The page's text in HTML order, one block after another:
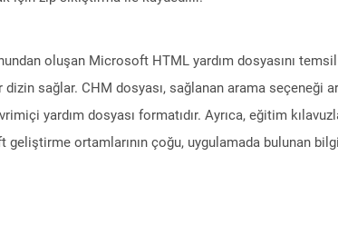
oluşan Microsoft HTML yardım dosyasını
sağlar. CHM dosyası, sağlanan arama seçeneği
yardım dosyası formatıdır. Ayrıca, eğitim
ortamlarının çoğu, uygulamada bulunan